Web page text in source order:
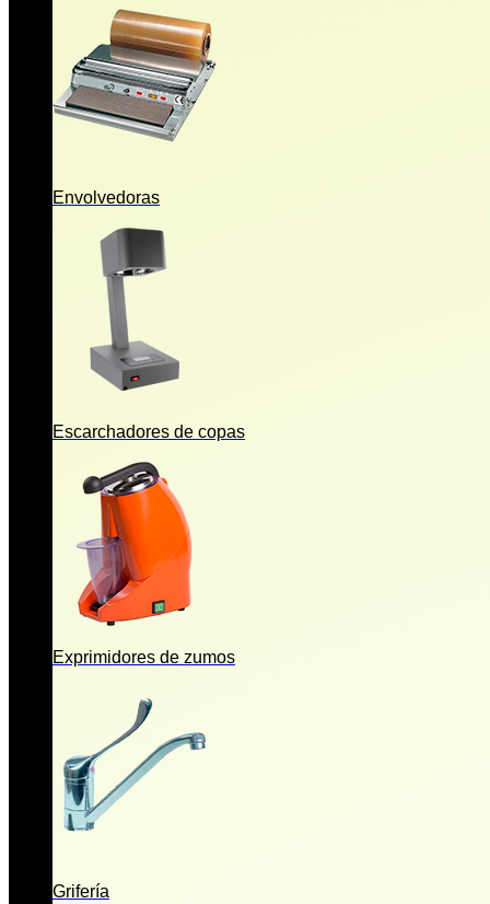
Envolvedoras
Escarchadores de copas
Exprimidores de zumos
Grifería